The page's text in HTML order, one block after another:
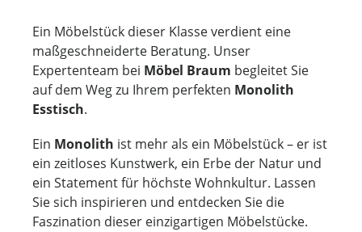
Ein Möbelstück dieser Klasse verdient eine
maßgeschneiderte Beratung. Unser
Expertenteam bei Möbel Braum begleitet Sie
auf dem Weg zu Ihrem perfekten Monolith
Esstisch.
Ein Monolith ist mehr als ein Möbelstück – er ist
ein zeitloses Kunstwerk, ein Erbe der Natur und
ein Statement für höchste Wohnkultur. Lassen
Sie sich inspirieren und entdecken Sie die
Faszination dieser einzigartigen Möbelstücke.